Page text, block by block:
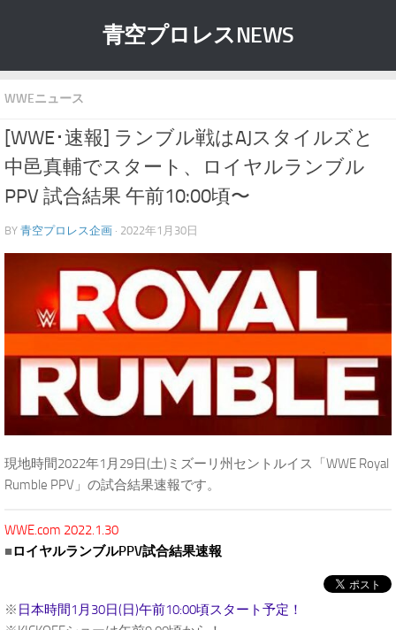
青空プロレスNEWS
WWEニュース
[WWE･速報] ランブル戦はAJスタイルズと
中邑真輔でスタート、ロイヤルランブル
PPV 試合結果 午前10:00頃〜
BY 青空プロレス企画 · 2022年1月30日
現地時間2022年1月29日(土)ミズーリ州セントルイス「WWE Royal
Rumble PPV」の試合結果速報です。
WWE.com 2022.1.30
■ロイヤルランブルPPV試合結果速報
※ 日本時間1月30日(日)午前10:00頃スタート予定！